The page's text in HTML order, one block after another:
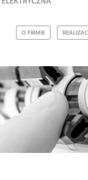
O FIRMIE